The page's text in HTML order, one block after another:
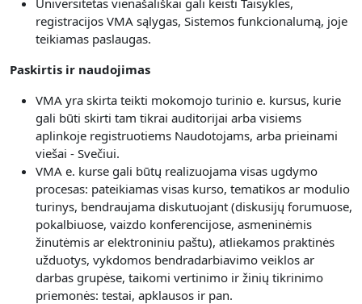
Universitetas vienašališkai gali keisti Taisykles,
registracijos VMA sąlygas, Sistemos funkcionalumą, joje
teikiamas paslaugas.
Paskirtis ir naudojimas
VMA yra skirta teikti mokomojo turinio e. kursus, kurie
gali būti skirti tam tikrai auditorijai arba visiems
aplinkoje registruotiems Naudotojams, arba prieinami
viešai - Svečiui.
VMA e. kurse gali būtų realizuojama visas ugdymo
procesas: pateikiamas visas kurso, tematikos ar modulio
turinys, bendraujama diskutuojant (diskusijų forumuose,
pokalbiuose, vaizdo konferencijose, asmeninėmis
žinutėmis ar elektroniniu paštu), atliekamos praktinės
užduotys, vykdomos bendradarbiavimo veiklos ar
darbas grupėse, taikomi vertinimo ir žinių tikrinimo
priemonės: testai, apklausos ir pan.